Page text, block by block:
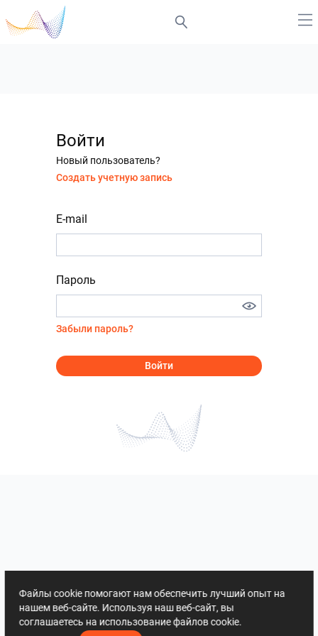
Войти
Новый пользователь?
Создать учетную запись
E-mail
Пароль
Забыли пароль?
Войти
Файлы cookie помогают нам обеспечить лучший опыт на
нашем веб-сайте. Используя наш веб-сайт, вы
соглашаетесь на использование файлов cookie.